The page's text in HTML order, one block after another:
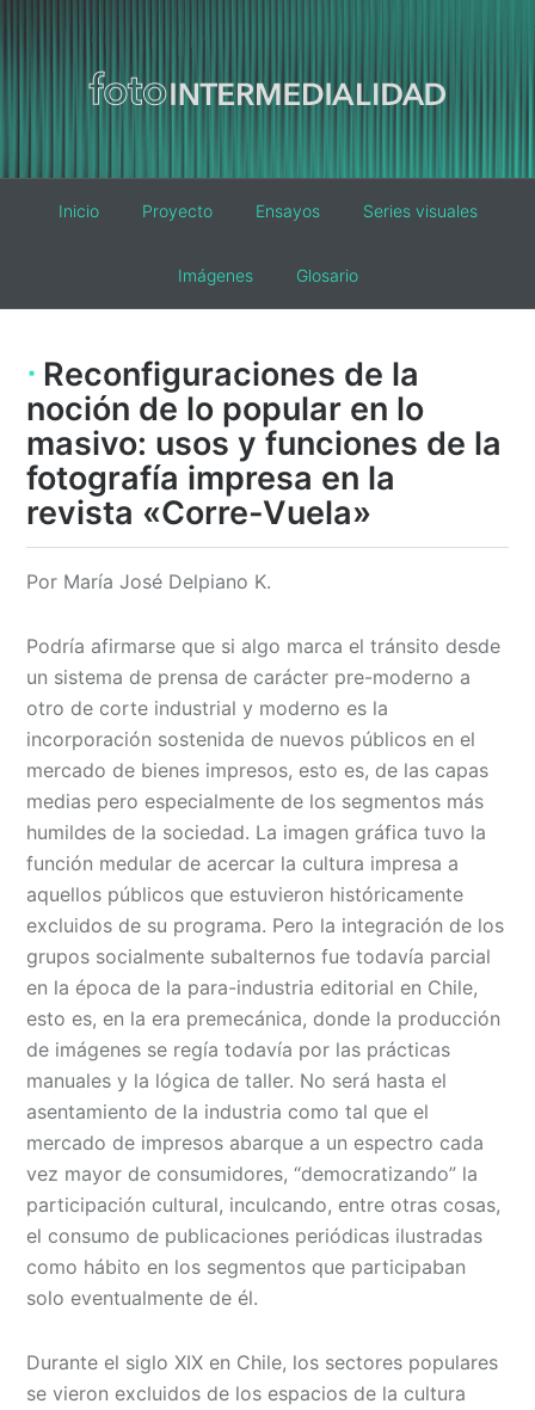
Main
Inicio Proyecto Ensayos Series visuales
Imágenes Glosario
Reconfiguraciones de la
noción de lo popular en lo
masivo: usos y funciones de la
fotografía impresa en la
revista «Corre-Vuela»
Por María José Delpiano K.
Podría afirmarse que si algo marca el tránsito desde
un sistema de prensa de carácter pre-moderno a
otro de corte industrial y moderno es la
incorporación sostenida de nuevos públicos en el
mercado de bienes impresos, esto es, de las capas
medias pero especialmente de los segmentos más
humildes de la sociedad. La imagen gráfica tuvo la
función medular de acercar la cultura impresa a
aquellos públicos que estuvieron históricamente
excluidos de su programa. Pero la integración de los
grupos socialmente subalternos fue todavía parcial
en la época de la para-industria editorial en Chile,
esto es, en la era premecánica, donde la producción
de imágenes se regía todavía por las prácticas
manuales y la lógica de taller. No será hasta el
asentamiento de la industria como tal que el
mercado de impresos abarque a un espectro cada
vez mayor de consumidores, “democratizando” la
participación cultural, inculcando, entre otras cosas,
el consumo de publicaciones periódicas ilustradas
como hábito en los segmentos que participaban
solo eventualmente de él.
Durante el siglo XIX en Chile, los sectores populares
se vieron excluidos de los espacios de la cultura